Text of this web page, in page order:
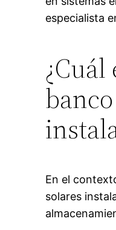
especialista
En el
solares